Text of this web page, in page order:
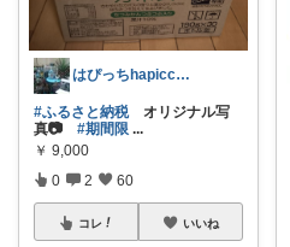
はぴっちhapicchi💎🏃感謝💐
#ふるさと納税オリジナル写
真📷 #期間限 ...
￥ 9,000
0 2 60
コレ いいね